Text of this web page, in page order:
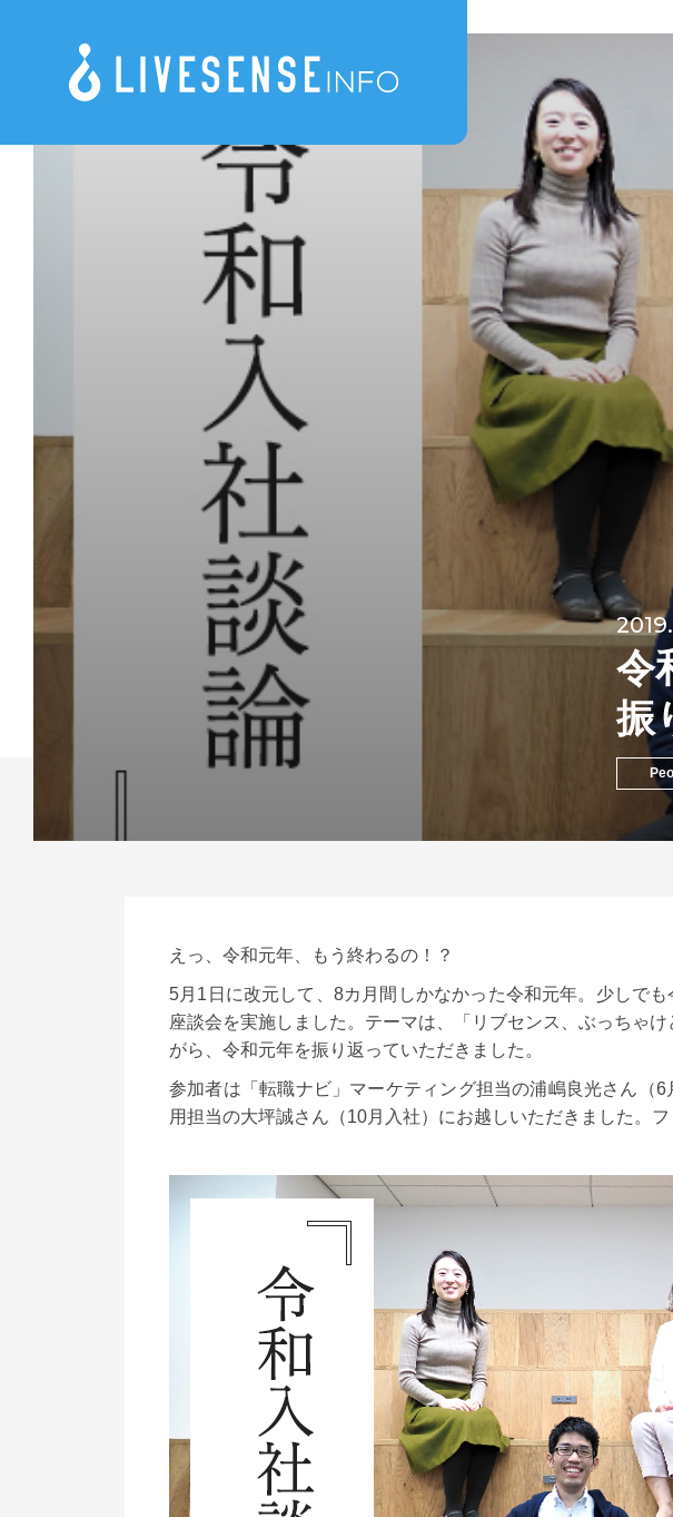
令
振
えっ、令和元年、もう終わるの！？
5月1日に改元して、8カ月間しかなかった令和元年。少しで
座談会を実施しました。テーマは、「リブセンス、ぶっちゃ
がら、令和元年を振り返っていただきました。
参加者は「転職ナビ」マーケティング担当の浦嶋良光さん（
用担当の大坪誠さん（10月入社）にお越しいただきました。